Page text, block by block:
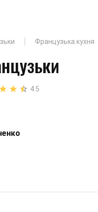
Французька кухня
4.5